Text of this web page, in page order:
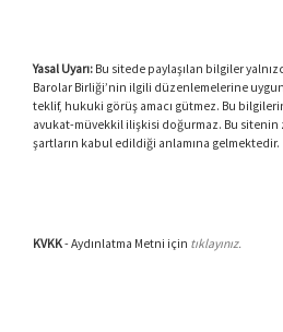
Yasal Uyarı:Bu sitede paylaşılan bilgiler
Barolar Birliği’nin ilgili düzenlemelerine
teklif, hukuki görüş amacı gütmez. Bu
avukat-müvekkil ilişkisi doğurmaz. Bu sitenin
şartların kabul edildiği anlamına gelmektedir.
KVKK- Aydınlatma Metni için tıklayınız.